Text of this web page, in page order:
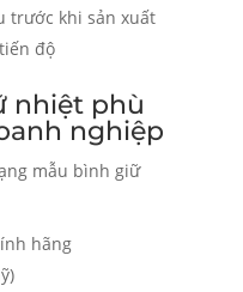
trước khi sản xuất
độ
nhiệt phù
nghiệp
mẫu bình giữ
hãng